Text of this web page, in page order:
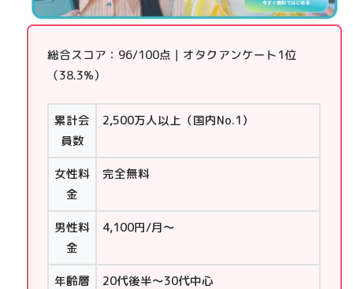
総合スコア：96/100点 ｜オタクアンケート1位
（38.3%）
累計会
員数
2,500万人以上（国内No.1）
女性料
金
完全無料
男性料
金
4,100円/月〜
年齢層 20代後半〜30代中心